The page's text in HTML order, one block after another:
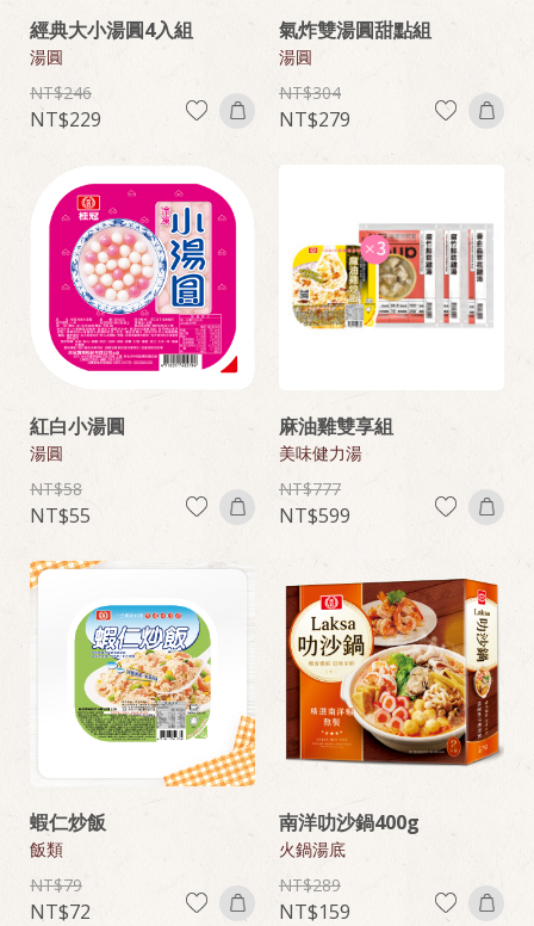
經典大小湯圓4入組
湯圓
246
229
氣炸雙湯圓甜點組
湯圓
304
279
紅白小湯圓
湯圓
58
55
麻油雞雙享組
美味健力湯
777
599
蝦仁炒飯
飯類
79
72
南洋叻沙鍋400g
火鍋湯底
289
159